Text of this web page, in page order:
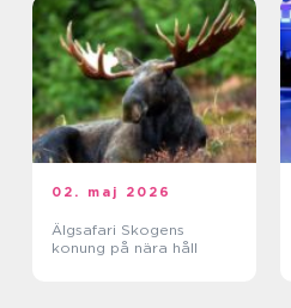
02. maj 2026
Älgsafari Skogens
konung på nära håll